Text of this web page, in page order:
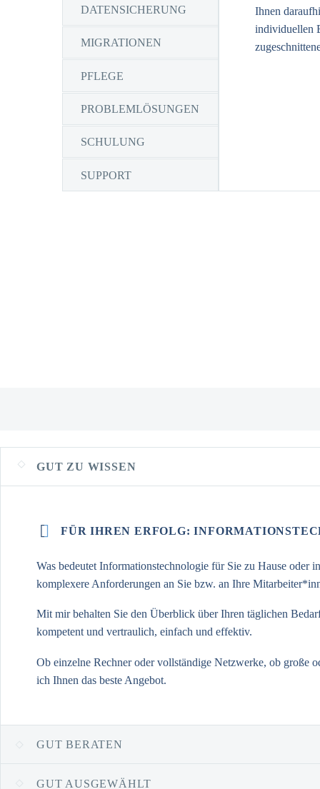
DATENSICHERUNG
MIGRATIONEN
PFLEGE
PROBLEMLÖSUNGEN
SCHULUNG
SUPPORT
Ihnen
individuellen
GUT ZU WISSEN

 FÜR IHREN ERFOLG:
Was bedeutet Informationstechnologie für Sie zu Hause oder
komplexere Anforderungen an Sie bzw. an Ihre
Mit mir behalten Sie den Überblick über Ihren täglichen
kompetent und vertraulich, einfach und effektiv.
Ob einzelne Rechner oder vollständige Netzwerke, ob große
ich Ihnen das beste Angebot.
GUT BERATEN
GUT AUSGEWÄHLT